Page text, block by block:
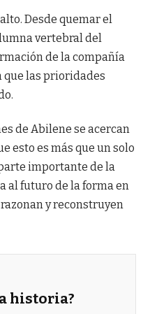
Desde quemar el
vertebral del
de la compañía
que las prioridades
de Abilene se acercan
esto es más que un solo
importante de la
al futuro de la forma en
y reconstruyen
historia?